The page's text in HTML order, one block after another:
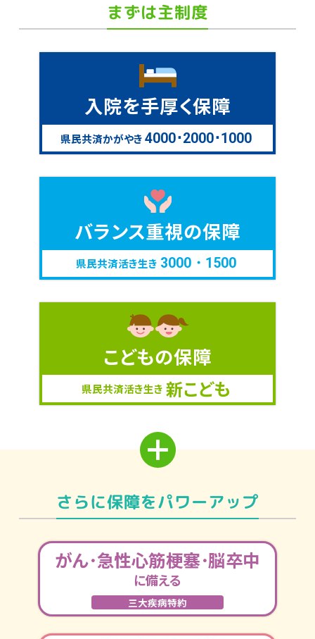
まずは主制度
入院を手厚く保障
県民共済かがやき 4000･2000･1000
バランス重視の保障
県民共済活き生き 3000・1500
こどもの保障
県民共済活き生き 新こども
さらに保障をパワーアップ
がん･急性心筋梗塞･脳卒中
に備える
三大疾病特約